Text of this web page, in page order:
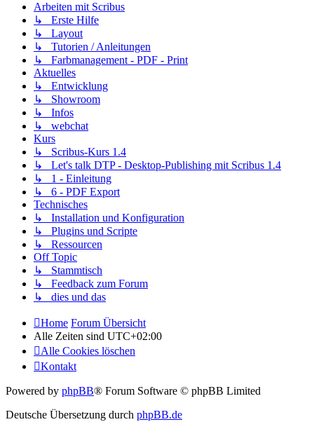
Arbeiten mit Scribus
↳ Erste Hilfe
↳ Layout
↳ Tutorien / Anleitungen
↳ Farbmanagement - PDF - Print
Aktuelles
↳ Entwicklung
↳ Showroom
↳ Infos
↳ webchat
Kurs
↳ Scribus-Kurs 1.4
↳ Let's talk DTP - Desktop-Publishing mit Scribus 1.4
↳ 1 - Einleitung
↳ 6 - PDF Export
Technisches
↳ Installation und Konfiguration
↳ Plugins und Scripte
↳ Ressourcen
Off Topic
↳ Stammtisch
↳ Feedback zum Forum
↳ dies und das
Home Forum Übersicht
Alle Zeiten sind UTC+02:00
Alle Cookies löschen
Kontakt
Powered by phpBB® Forum Software © phpBB Limited
Deutsche Übersetzung durch phpBB.de